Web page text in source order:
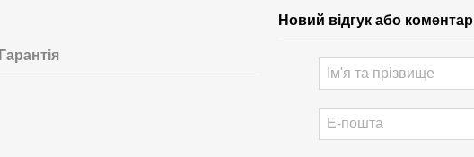
Гарантія
Новий відгук або коментар